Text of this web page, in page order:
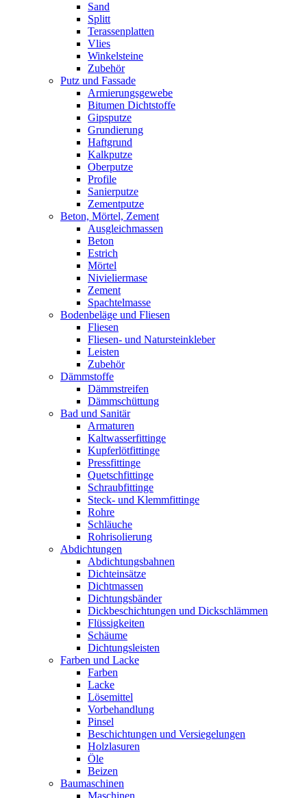
Sand
Splitt
Terassenplatten
Vlies
Winkelsteine
Zubehör
Putz und Fassade
Armierungsgewebe
Bitumen Dichtstoffe
Gipsputze
Grundierung
Haftgrund
Kalkputze
Oberputze
Profile
Sanierputze
Zementputze
Beton, Mörtel, Zement
Ausgleichmassen
Beton
Estrich
Mörtel
Nivieliermase
Zement
Spachtelmasse
Bodenbeläge und Fliesen
Fliesen
Fliesen- und Natursteinkleber
Leisten
Zubehör
Dämmstoffe
Dämmstreifen
Dämmschüttung
Bad und Sanitär
Armaturen
Kaltwasserfittinge
Kupferlötfittinge
Pressfittinge
Quetschfittinge
Schraubfittinge
Steck- und Klemmfittinge
Rohre
Schläuche
Rohrisolierung
Abdichtungen
Abdichtungsbahnen
Dichteinsätze
Dichtmassen
Dichtungsbänder
Dickbeschichtungen und Dickschlämmen
Flüssigkeiten
Schäume
Dichtungsleisten
Farben und Lacke
Farben
Lacke
Lösemittel
Vorbehandlung
Pinsel
Beschichtungen und Versiegelungen
Holzlasuren
Öle
Beizen
Baumaschinen
Maschinen